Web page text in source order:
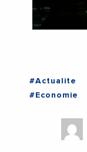
#Actualite
#Economie